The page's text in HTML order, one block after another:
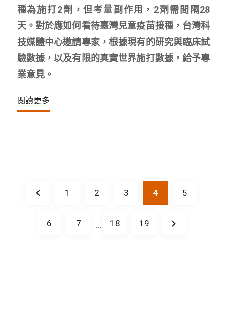
種為施打2劑，但考量副作用，2劑需間隔28
天。對於應如何看待臺灣兒童疫苗接種，台灣科
技媒體中心邀請專家，根據現有的研究與臨床試
驗數據，以及有限的真實世界施打數據，給予專
業意見。
閱讀更多
1 2 3 4 5
6 7 ... 18 19